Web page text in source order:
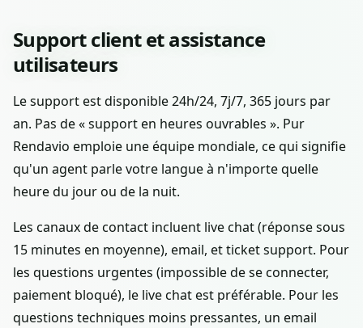
Support client et assistance
utilisateurs
Le support est disponible 24h/24, 7j/7, 365 jours par
an. Pas de « support en heures ouvrables ». Pur
Rendavio emploie une équipe mondiale, ce qui signifie
qu'un agent parle votre langue à n'importe quelle
heure du jour ou de la nuit.
Les canaux de contact incluent live chat (réponse sous
15 minutes en moyenne), email, et ticket support. Pour
les questions urgentes (impossible de se connecter,
paiement bloqué), le live chat est préférable. Pour les
questions techniques moins pressantes, un email